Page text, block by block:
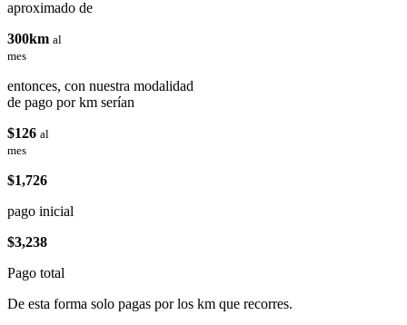
aproximado de
300km al
mes
entonces, con nuestra modalidad
de pago por km serían
$126 al
mes
$1,726
pago inicial
$3,238
Pago total
De esta forma solo pagas por los km que recorres.